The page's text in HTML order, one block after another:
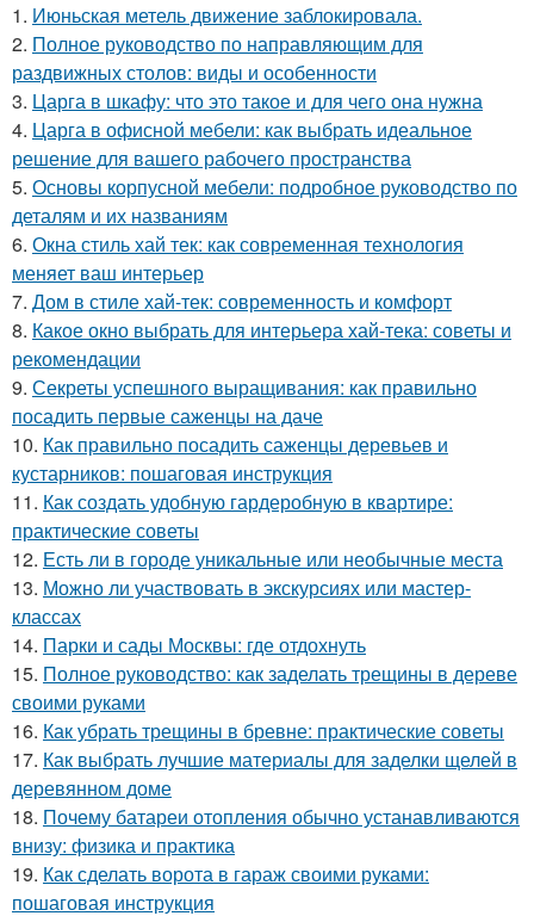
1. Июньская метель движение заблокировала.
2. Полное руководство по направляющим для
раздвижных столов: виды и особенности
3. Царга в шкафу: что это такое и для чего она нужна
4. Царга в офисной мебели: как выбрать идеальное
решение для вашего рабочего пространства
5. Основы корпусной мебели: подробное руководство по
деталям и их названиям
6. Окна стиль хай тек: как современная технология
меняет ваш интерьер
7. Дом в стиле хай-тек: современность и комфорт
8. Какое окно выбрать для интерьера хай-тека: советы и
рекомендации
9. Секреты успешного выращивания: как правильно
посадить первые саженцы на даче
10. Как правильно посадить саженцы деревьев и
кустарников: пошаговая инструкция
11. Как создать удобную гардеробную в квартире:
практические советы
12. Есть ли в городе уникальные или необычные места
13. Можно ли участвовать в экскурсиях или мастер-
классах
14. Парки и сады Москвы: где отдохнуть
15. Полное руководство: как заделать трещины в дереве
своими руками
16. Как убрать трещины в бревне: практические советы
17. Как выбрать лучшие материалы для заделки щелей в
деревянном доме
18. Почему батареи отопления обычно устанавливаются
внизу: физика и практика
19. Как сделать ворота в гараж своими руками:
пошаговая инструкция